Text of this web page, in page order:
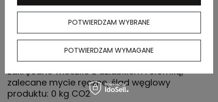
OPIS
Kubek termiczny 900 ml, wykonany ze stali
nierdzewnej z recyklingu, podwójne ścianki ze
stali nierdzewnej z próżnią pomiędzy,
zakręcane wieczko z dziubkiem i słomką,
zalecane mycie ręczne, ślad węglowy
produktu: 0 kg CO2
POTWIERDZAM WYBRANE
POTWIERDZAM WYMAGANE